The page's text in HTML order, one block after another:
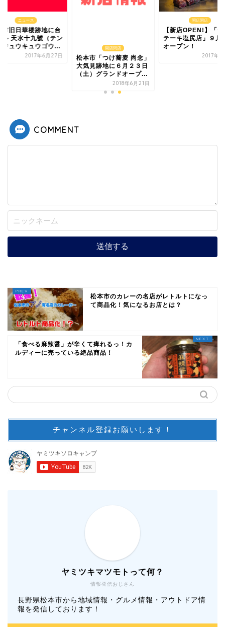
ニュース
市旧日華楼跡地に台
ル 天水十九號（テン
ジュウキュウゴウ...
2017年6月27日
開店閉店
松本市「つけ蕎麦 尚念」
大気見跡地に６月２３日
（土）グランドオープ...
2018年6月21日
開店閉店
【新店OPEN!】「
テーキ塩尻店」９月
オープン！
2017年9
COMMENT
松本市のカレーの名店がレトルトになっ
て商品化！気になるお店とは？
「食べる麻辣醤」が辛くて痺れるっ！カ
ルディーに売っている絶品商品！
チャンネル登録お願いします！
情報発信おじさん
ヤミツキマツモトって何？
長野県松本市から地域情報・グルメ情報・アウトドア情
報を発信しております！